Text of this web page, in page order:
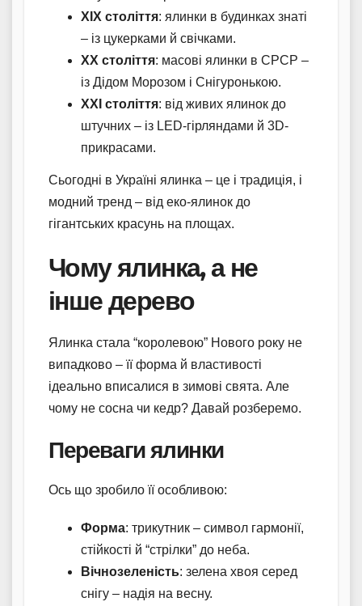
XIX століття: ялинки в будинках знаті
– із цукерками й свічками.
XX століття: масові ялинки в СРСР –
із Дідом Морозом і Снігуронькою.
XXI століття: від живих ялинок до
штучних – із LED-гірляндами й 3D-
прикрасами.
Сьогодні в Україні ялинка – це і традиція, і
модний тренд – від еко-ялинок до
гігантських красунь на площах.
Чому ялинка, а не
інше дерево
Ялинка стала “королевою” Нового року не
випадково – її форма й властивості
ідеально вписалися в зимові свята. Але
чому не сосна чи кедр? Давай розберемо.
Переваги ялинки
Ось що зробило її особливою:
Форма: трикутник – символ гармонії,
стійкості й “стрілки” до неба.
Вічнозеленість: зелена хвоя серед
снігу – надія на весну.